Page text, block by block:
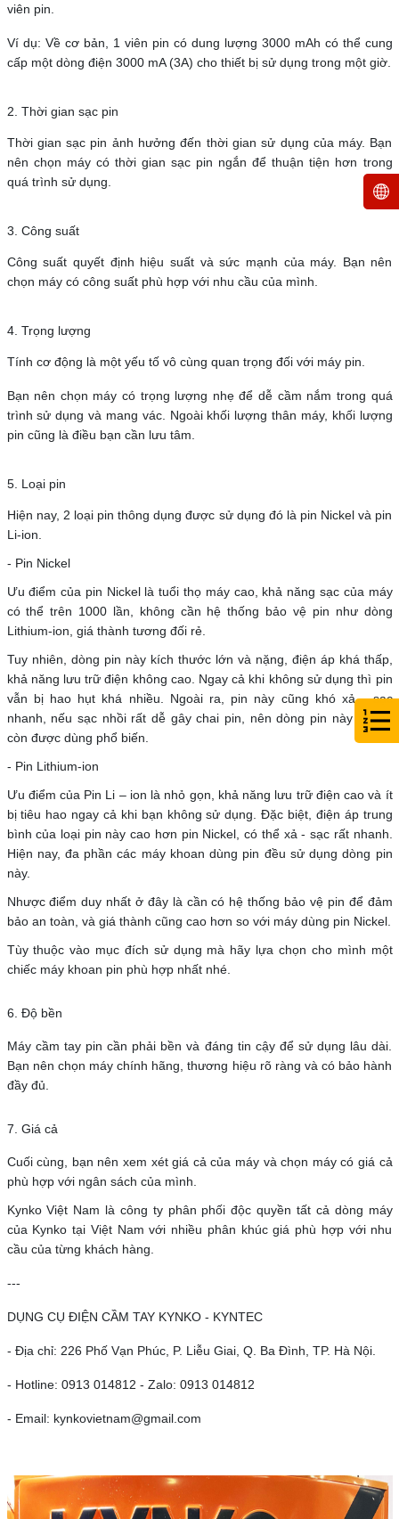
viên pin.
Ví dụ: Về cơ bản, 1 viên pin có dung lượng 3000 mAh có thể cung
cấp một dòng điện 3000 mA (3A) cho thiết bị sử dụng trong một giờ.
2. Thời gian sạc pin
Thời gian sạc pin ảnh hưởng đến thời gian sử dụng của máy. Bạn
nên chọn máy có thời gian sạc pin ngắn để thuận tiện hơn trong
quá trình sử dụng.
3. Công suất
Công suất quyết định hiệu suất và sức mạnh của máy. Bạn nên
chọn máy có công suất phù hợp với nhu cầu của mình.
4. Trọng lượng
Tính cơ động là một yếu tố vô cùng quan trọng đối với máy pin.
Bạn nên chọn máy có trọng lượng nhẹ để dễ cầm nắm trong quá
trình sử dụng và mang vác. Ngoài khối lượng thân máy, khối lượng
pin cũng là điều bạn cần lưu tâm.
5. Loại pin
Hiện nay, 2 loại pin thông dụng được sử dụng đó là pin Nickel và pin
Li-ion.
- Pin Nickel
Ưu điểm của pin Nickel làtuổi thọ máy cao, khả năng sạc của máy
có thể trên 1000 lần không cần hệ thống bảo vệ pin như dòng
Lithium-ion, giá thành tương đối rẻ.
Tuy nhiên, dòng pin này kích thước lớn và nặng, điện áp khá thấp,
khả năng lưu trữ điện không cao. Ngay cả khi không sử dụng thì pin
vẫn bị hao hụt khá nhiều.
Ngoài ra, pin này cũng khó xả - sạc
nhanh , nếu sạc nhồi rất dễ gây chai pin, nên dòng pin này
không
còn được dùng phổ biến.
- Pin Lithium-ion
Ưu điểm của Pin Li – ion là nhỏ gọn, khả năng lưu trữ điện cao và ít
bị tiêu hao ngay cả khi bạn không sử dụng. Đặc biệt, điện áp trung
bình của loại pin này cao hơn pin Nickel, có thể xả - sạc rất nhanh
Hiện nay, đa phần các máy khoan dùng pin đều sử dụng dòng pin
này.
Nhược điểm duy nhất ở đây là cần có hệ thống bảo vệ pin để đảm
bảo an toàn, và giá thành cũng cao hơn so với máy dùng pin Nickel.
Tùy thuộc vào mục đích sử dụng mà hãy lựa chọn cho mình một
chiếc máy khoan pin phù hợp nhất nhé.
6. Độ bền
Máy cầm tay pin cần phải bền và đáng tin cậy để sử dụng lâu dài.
Bạn nên chọn máy chính hãng, thương hiệu rõ ràng và có bảo hành
đầy đủ.
7. Giá cả
Cuối cùng, bạn nên xem xét giá cả của máy và chọn máy có giá cả
phù hợp với ngân sách của mình.
Kynko Việt Nam là công ty phân phối độc quyền tất cả dòng máy
của Kynko tại Việt Nam với nhiều phân khúc giá phù hợp với nhu
cầu của từng khách hàng.
---
DỤNG CỤ ĐIỆN CẦM TAY KYNKO - KYNTEC
- Địa chỉ: 226 Phố Vạn Phúc, P. Liễu Giai, Q. Ba Đình, TP. Hà Nội.
- Hotline: 0913 014812 - Zalo: 0913 014812
- Email: kynkovietnam@gmail.com